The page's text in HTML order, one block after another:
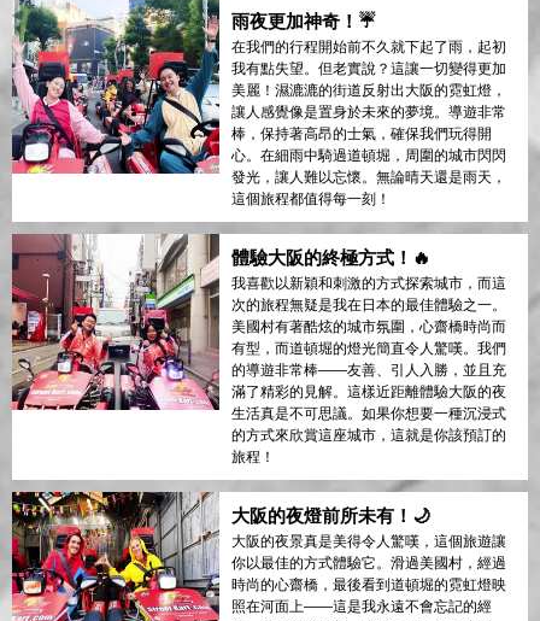
雨夜更加神奇！☔
在我們的行程開始前不久就下起了雨，起初
我有點失望。但老實說？這讓一切變得更加
美麗！濕漉漉的街道反射出大阪的霓虹燈，
讓人感覺像是置身於未來的夢境。導遊非常
棒，保持著高昂的士氣，確保我們玩得開
心。在細雨中騎過道頓堀，周圍的城市閃閃
發光，讓人難以忘懷。無論晴天還是雨天，
這個旅程都值得每一刻！
體驗大阪的終極方式！🔥
我喜歡以新穎和刺激的方式探索城市，而這
次的旅程無疑是我在日本的最佳體驗之一。
美國村有著酷炫的城市氛圍，心齋橋時尚而
有型，而道頓堀的燈光簡直令人驚嘆。我們
的導遊非常棒——友善、引人入勝，並且充
滿了精彩的見解。這樣近距離體驗大阪的夜
生活真是不可思議。如果你想要一種沉浸式
的方式來欣賞這座城市，這就是你該預訂的
旅程！
大阪的夜燈前所未有！🌙
大阪的夜景真是美得令人驚嘆，這個旅遊讓
你以最佳的方式體驗它。滑過美國村，經過
時尚的心齋橋，最後看到道頓堀的霓虹燈映
照在河面上——這是我永遠不會忘記的經